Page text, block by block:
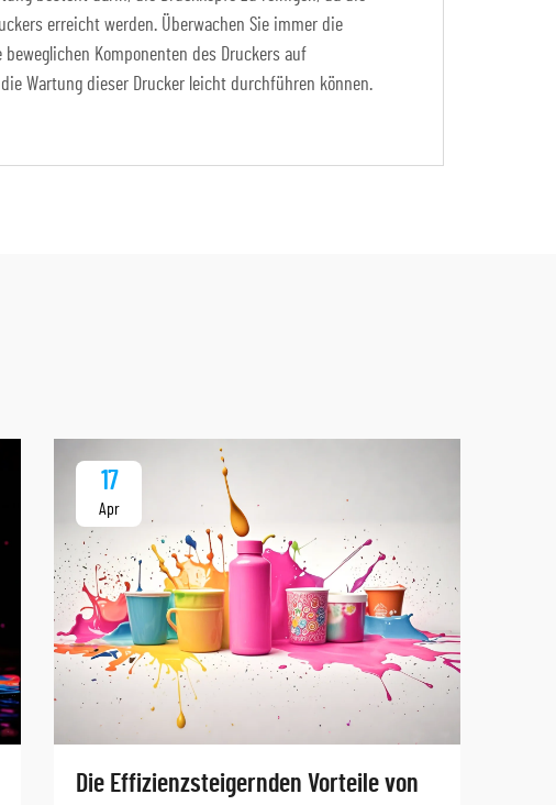
erreicht werden. Überwachen Sie immer die
Komponenten des Druckers auf
Wartung dieser Drucker leicht durchführen können.
17
Apr
Die Effizienzsteigernden Vorteile von